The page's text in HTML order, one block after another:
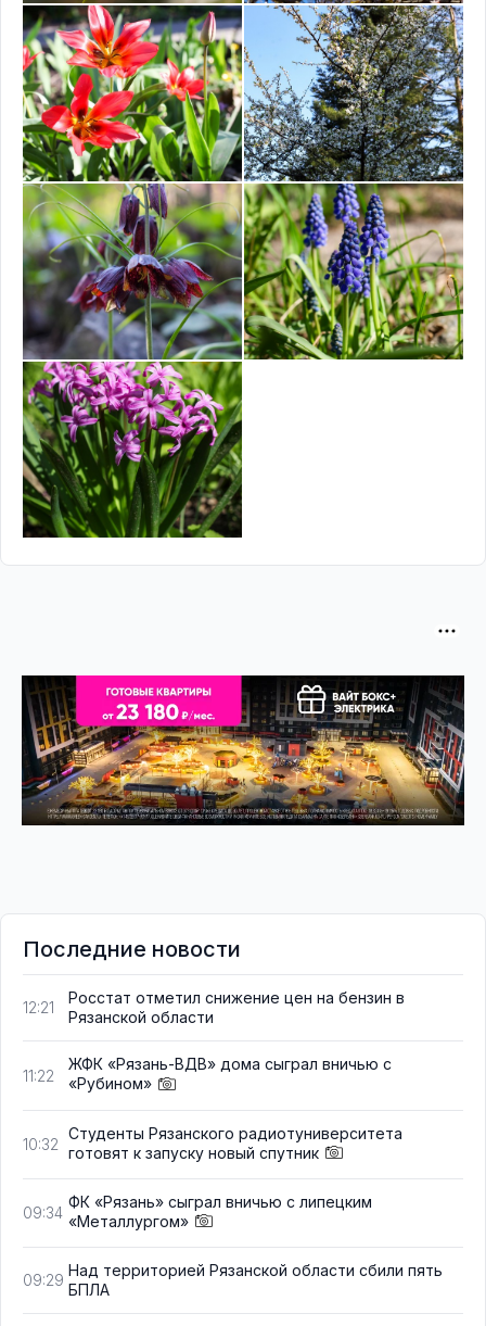
Последние новости
12:21
Росстат отметил снижение цен на бензин в
Рязанской области
11:22
ЖФК «Рязань-ВДВ» дома сыграл вничью с
«Рубином»
10:32
Студенты Рязанского радиотуниверситета
готовят к запуску новый спутник
09:34
ФК «Рязань» сыграл вничью с липецким
«Металлургом»
09:29
Над территорией Рязанской области сбили пять
БПЛА